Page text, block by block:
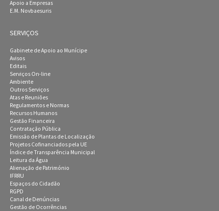
Apoio a Empresas
E.M. Novbaesuris
SERVIÇOS
Gabinete de Apoio ao Munícipe
Avisos
Editais
Serviços On-line
Ambiente
Outros Serviços
Atas e Reuniões
Regulamentos e Normas
Recursos Humanos
Gestão Financeira
Contratação Pública
Emissão de Plantas de Localização
Projetos Cofinanciados pela UE
Índice de Transparência Municipal
Leitura da Água
Alienação de Património
IFRRU
Espaços do Cidadão
RGPD
Canal de Denúncias
Gestão de Ocorrências